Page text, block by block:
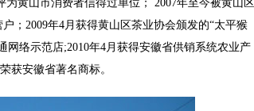
黄山市消费者信得过单位； 2007年至今被黄山区
户 ； 2009年4月获得黄山区茶业协会颁发的“太平猴
网络示范店;2010年4月获得安徽省供销系统农业产
获安徽省著名商标。